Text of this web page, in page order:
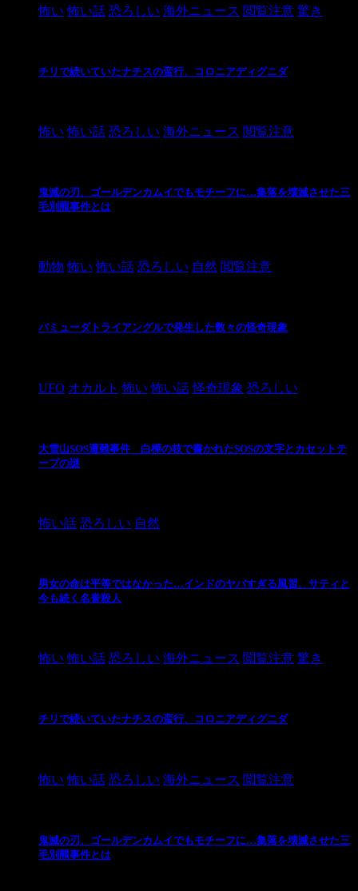
怖い 怖い話 恐ろしい 海外ニュース 閲覧注意 驚き
チリで続いていたナチスの蛮行、コロニアディグニダ
怖い 怖い話 恐ろしい 海外ニュース 閲覧注意
鬼滅の刃、ゴールデンカムイでもモチーフに…集落を壊滅させた三
毛別羆事件とは
動物 怖い 怖い話 恐ろしい 自然 閲覧注意
バミューダトライアングルで発生した数々の怪奇現象
UFO オカルト 怖い 怖い話 怪奇現象 恐ろしい
大雪山SOS遭難事件 白樺の枝で書かれたSOSの文字とカセットテ
ープの謎
怖い話 恐ろしい 自然
男女の命は平等ではなかった…インドのヤバすぎる風習、サティと
今も続く名誉殺人
怖い 怖い話 恐ろしい 海外ニュース 閲覧注意 驚き
チリで続いていたナチスの蛮行、コロニアディグニダ
怖い 怖い話 恐ろしい 海外ニュース 閲覧注意
鬼滅の刃、ゴールデンカムイでもモチーフに…集落を壊滅させた三
毛別羆事件とは